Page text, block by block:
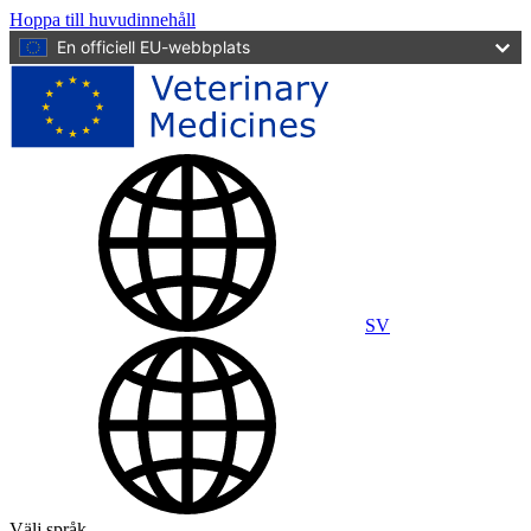
Hoppa till huvudinnehåll
En officiell EU-webbplats
SV